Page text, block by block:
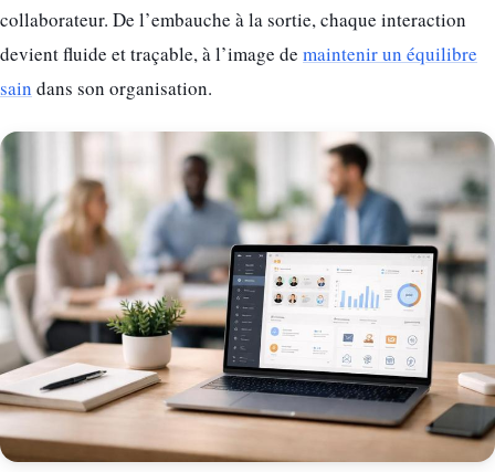
collaborateur. De l’embauche à la sortie, chaque interaction
devient fluide et traçable, à l’image de maintenir un équilibre
sain dans son organisation.